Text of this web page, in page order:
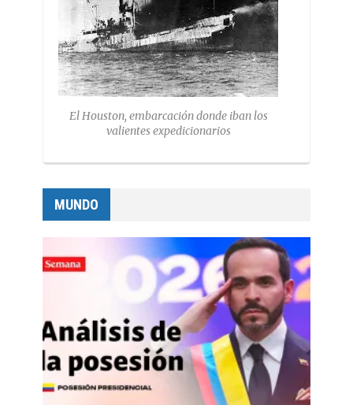
El Houston, embarcación donde iban los
valientes expedicionarios
MUNDO